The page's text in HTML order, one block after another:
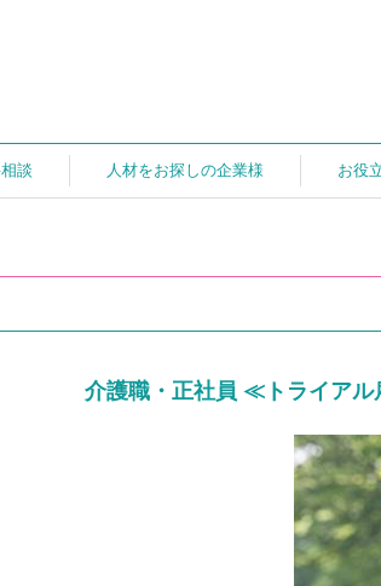
談 人材をお探しの企業様 お役
介護職・正社員 ≪トライア